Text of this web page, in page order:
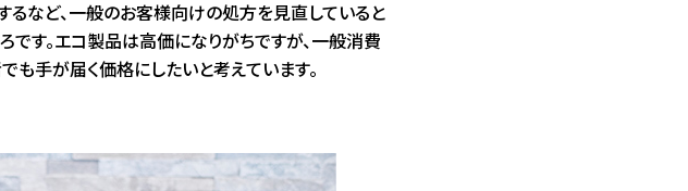
るなど、一般のお客様向けの処方を見直していると
です。エコ製品は高価になりがちですが、一般消費
も手が届く価格にしたいと考えています。